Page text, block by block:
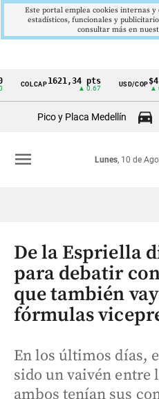
Cintillo
Colombia
1621,34 pts USD/COP$4178
▲ 0.42
Pico y Placa Medellín
Lunes, 10 de
menu
De la Espriella
para debatir
que también
fórmulas
En los últimos días,
sido un vaivén entre
ambos tenían sus
Este portal emplea cookies internas
estadísticos, funcionales y
consultar más en